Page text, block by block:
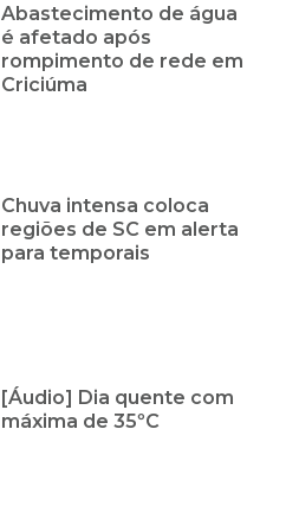
Abastecimento de água
é afetado após
rompimento de rede em
Criciúma
Chuva intensa coloca
regiões de SC em alerta
para temporais
[Áudio] Dia quente com
máxima de 35ºC